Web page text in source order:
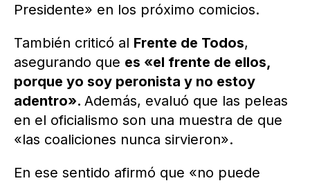
Presidente» en los próximo comicios.
También criticó al Frente de Todos,
asegurando que es «el frente de ellos,
porque yo soy peronista y no estoy
adentro». Además, evaluó que las peleas
en el oficialismo son una muestra de que
«las coaliciones nunca sirvieron».
En ese sentido afirmó que «no puede